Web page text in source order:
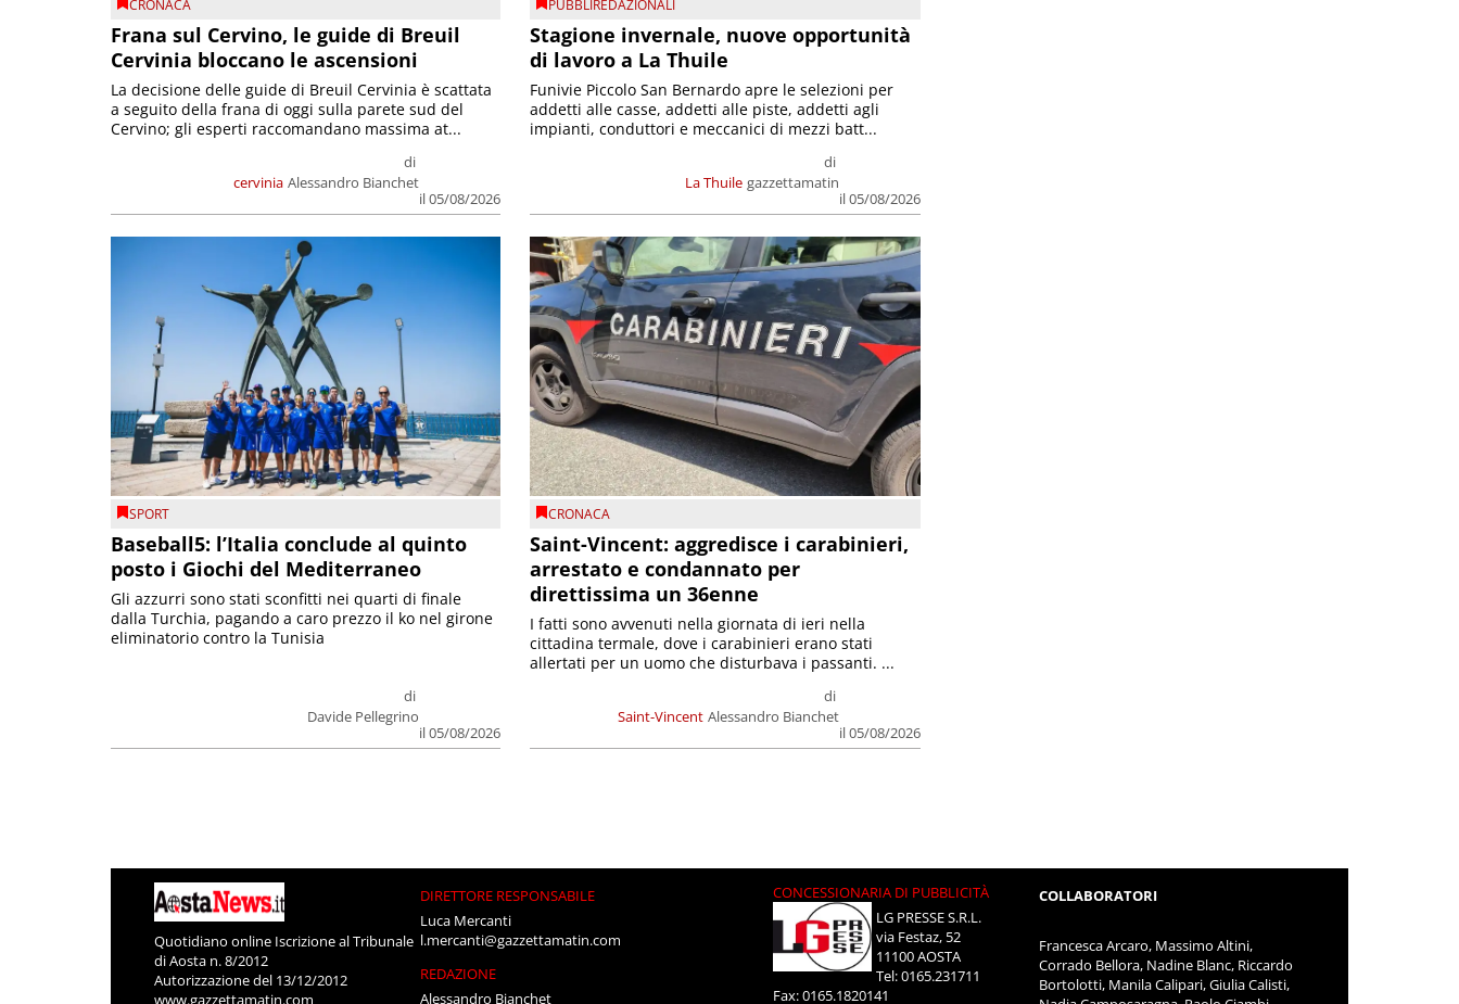
CRONACA
Frana sul Cervino, le guide di Breuil
Cervinia bloccano le ascensioni
cervinia
di
Alessandro Bianchet
il 05/08/2026
La decisione delle guide di Breuil Cervinia è scattata
a seguito della frana di oggi sulla parete sud del
Cervino; gli esperti raccomandano massima at...
PUBBLIREDAZIONALI
Stagione invernale, nuove opportunità
di lavoro a La Thuile
La Thuile
di
gazzettamatin
il 05/08/2026
Funivie Piccolo San Bernardo apre le selezioni per
addetti alle casse, addetti alle piste, addetti agli
impianti, conduttori e meccanici di mezzi batt...
SPORT
Baseball5: l’Italia conclude al quinto
posto i Giochi del Mediterraneo
di
Davide Pellegrino
il 05/08/2026
Gli azzurri sono stati sconfitti nei quarti di finale
dalla Turchia, pagando a caro prezzo il ko nel girone
eliminatorio contro la Tunisia
CRONACA
Saint-Vincent: aggredisce i carabinieri,
arrestato e condannato per
direttissima un 36enne
Saint-Vincent
di
Alessandro Bianchet
il 05/08/2026
I fatti sono avvenuti nella giornata di ieri nella
cittadina termale, dove i carabinieri erano stati
allertati per un uomo che disturbava i passanti. ...
Quotidiano online Iscrizione al Tribunale
di Aosta n. 8/2012
Autorizzazione del 13/12/2012
www.gazzettamatin.com
DIRETTORE RESPONSABILE
Luca Mercanti
l.mercanti@gazzettamatin.com
REDAZIONE
Alessandro Bianchet
CONCESSIONARIA DI PUBBLICITÀ
LG PRESSE S.R.L.
via Festaz, 52
11100 AOSTA
Tel: 0165.231711
Fax: 0165.1820141
COLLABORATORI
Francesca Arcaro, Massimo Altini,
Corrado Bellora, Nadine Blanc, Riccardo
Bortolotti, Manila Calipari, Giulia Calisti,